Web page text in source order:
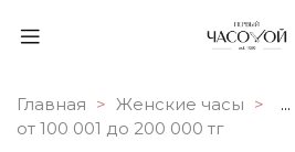
Главная Женские часы
...
от 100 001 до 200 000 тг